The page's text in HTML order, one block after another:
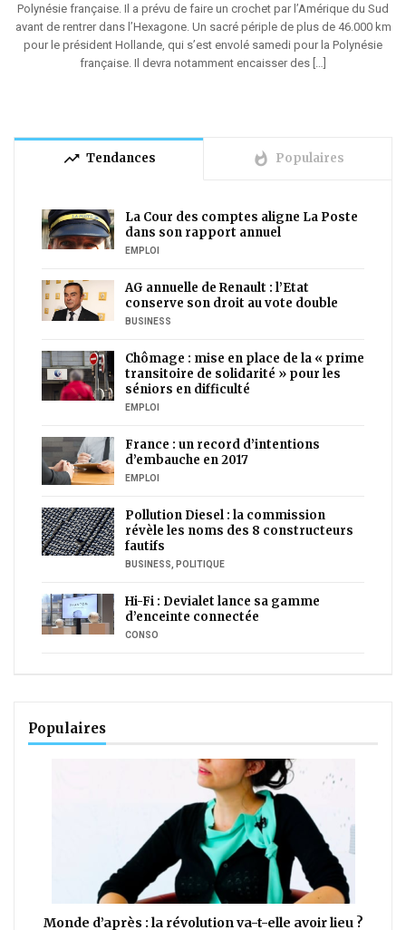
Polynésie française. Il a prévu de faire un crochet par l’Amérique du Sud
avant de rentrer dans l’Hexagone. Un sacré périple de plus de 46.000 km
pour le président Hollande, qui s’est envolé samedi pour la Polynésie
française. Il devra notamment encaisser des […]
trending_up Tendances whatshot Populaires
La Cour des comptes aligne La Poste
dans son rapport annuel
EMPLOI
AG annuelle de Renault : l’Etat
conserve son droit au vote double
BUSINESS
Chômage : mise en place de la « prime
transitoire de solidarité » pour les
séniors en difficulté
EMPLOI
France : un record d’intentions
d’embauche en 2017
EMPLOI
Pollution Diesel : la commission
révèle les noms des 8 constructeurs
fautifs
BUSINESS POLITIQUE
Hi-Fi : Devialet lance sa gamme
d’enceinte connectée
CONSO
Populaires
Monde d’après : la révolution va-t-elle avoir lieu ?